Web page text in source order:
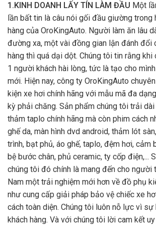
1.KINH DOANH LẤY TÍN LÀM ĐẦU Một
lần bất tin là câu nói gối đầu giường trong
hàng của OroKingAuto. Người làm ăn lâu
đường xa, một vài đồng gian lận đánh đổi
hàng thì quá dại dột. Chúng tôi tin rằng khi
1 người khách hài lòng, tức là tạo cho
mới. Hiện nay, công ty OroKingAuto
kiện xe hơi chính hãng với mẫu mã đa
kỳ phải chăng. Sản phẩm chúng tôi trải
thảm taplo chính hãng mà còn phim cách
ghế da, màn hình dvd android, thảm lót
trình, bạt phủ, áo ghế, taplo, đệm hơi, cảm
bệ bước chân, phủ ceramic, ty cốp điện,...
chúng tôi đó chính là mang đến cho người
Nam một trải nghiệm mới hơn về đồ phụ
như cung cấp giải pháp bảo vệ chiếc xe
cách toàn diện. Chúng tôi luôn nỗ lực vì sự
khách hàng. Và với chúng tôi lời cam kết